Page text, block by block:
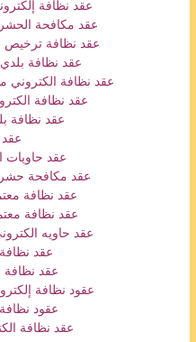
عقد نظافة
عقد مكافحة
عقد نظافة ترخيص
عقد نظافة
عقد نظافة الكتروني
عقد نظافة
عقد نظافة
عقد حاويات
عقد مكافحة
عقد نظافة
عقد نظافة
عقد حاويه
عقد
عقد نظافة
عقود نظافة
عقود
عقد نظافة